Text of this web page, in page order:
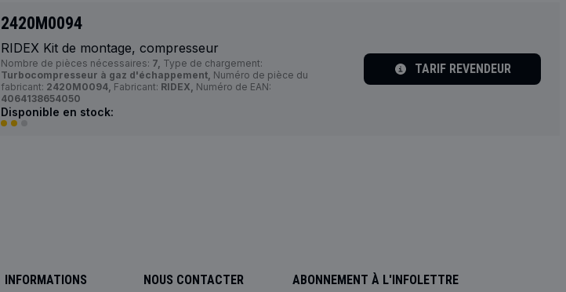
2420M0094
RIDEX Kit de montage, compresseur
Nombre de pièces nécessaires: 7, Type de chargement:
Turbocompresseur à gaz d'échappement, Numéro de pièce du
fabricant: 2420M0094, Fabricant: RIDEX, Numéro de EAN:
4064138654050
Disponible en stock:
TARIF REVENDEUR
INFORMATIONS NOUS CONTACTER ABONNEMENT À L'INFOLETTRE